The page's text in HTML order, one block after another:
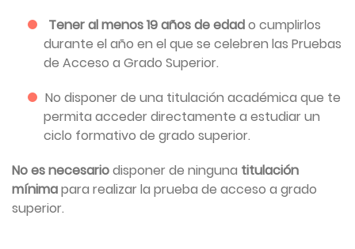
Tener al menos 19 años de edado cumplirlos
durante el año en el que se celebren las Pruebas
de Acceso a Grado Superior.
No disponer de una titulación académica que te
permita acceder directamente a estudiar un
ciclo formativo de grado superior.
No es necesariodisponer de ninguna titulación
mínimapara realizar la prueba de acceso a grado
superior.